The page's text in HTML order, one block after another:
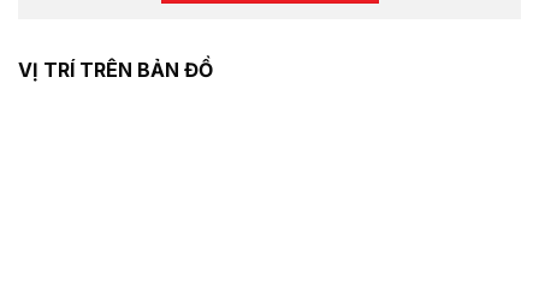
VỊ TRÍ TRÊN BẢN ĐỒ